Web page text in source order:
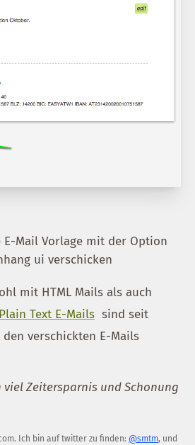
Mail Vorlage mit der Option
ui verschicken
mit HTML Mails als auch
Plain Text E-Mails sind seit
verschickten E-Mails
viel Zeitersparnis und Schonung
. Ich bin auf twitter zu finden: @smtm, und